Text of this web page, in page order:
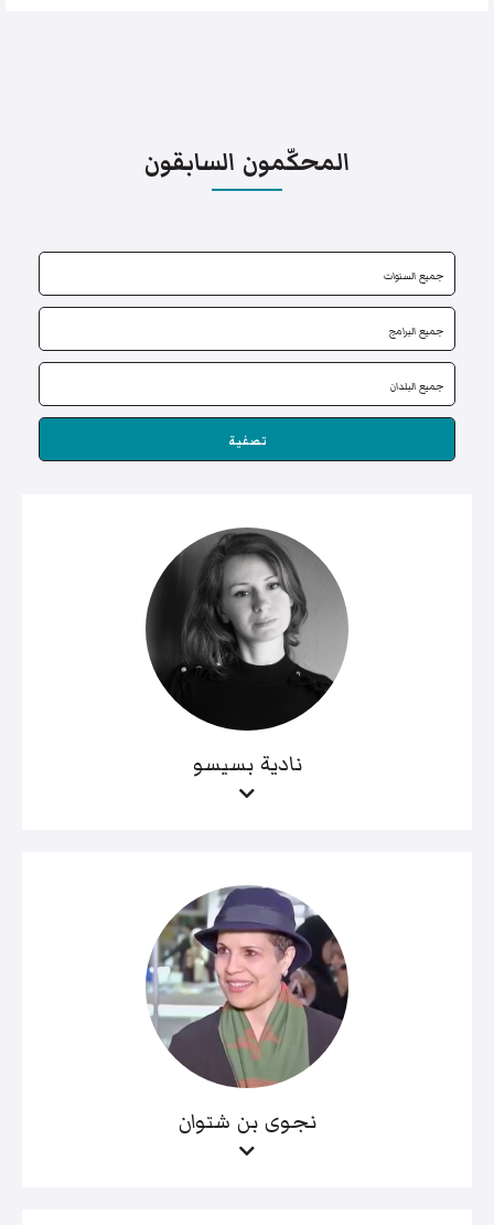
المحكّمون السابقون
تصفية
نادية بسيسو
نجوى بن شتوان